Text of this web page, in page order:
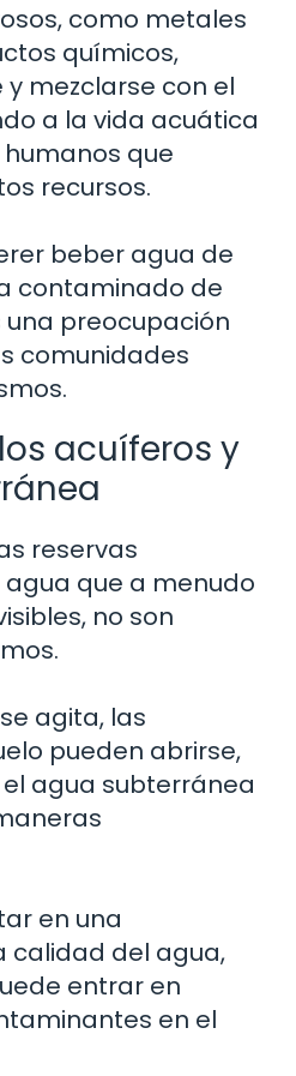
como metales
químicos,
mezclarse con el
a la vida acuática
que
recursos.
beber agua de
contaminado de
una preocupación
comunidades
acuíferos y
reservas
que a menudo
no son
agita, las
pueden abrirse,
agua subterránea
en una
calidad del agua,
entrar en
en el